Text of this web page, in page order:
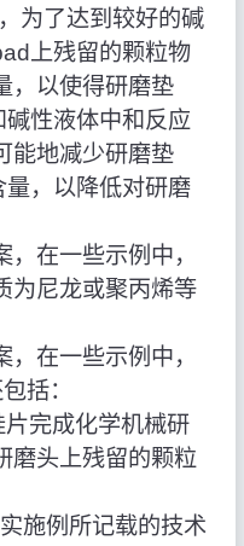
为了达到较好的碱
上残留的颗粒物
，以使得研磨垫
性液体中和反应
能地减少研磨垫
，以降低对研磨
在一些示例中，
为尼龙或聚丙烯等
在一些示例中，
括：
完成化学机械研
磨头上残留的颗粒
施例所记载的技术